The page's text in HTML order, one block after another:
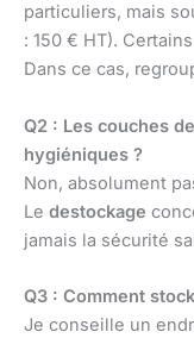
particuliers, mais
: 150 € HT).
Dans ce cas,
Q2 : Les couches
hygiéniques ?
Non, absolument
Le destockage
jamais la sécurité
Q3 : Comment
Je conseille un